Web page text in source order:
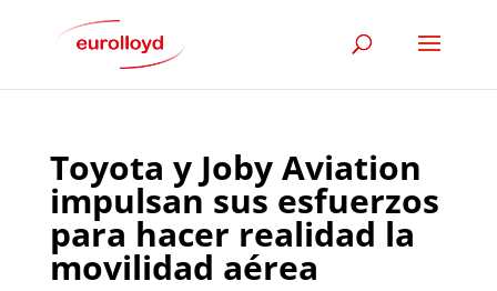
Toyota y Joby Aviation
impulsan sus esfuerzos
para hacer realidad la
movilidad aérea